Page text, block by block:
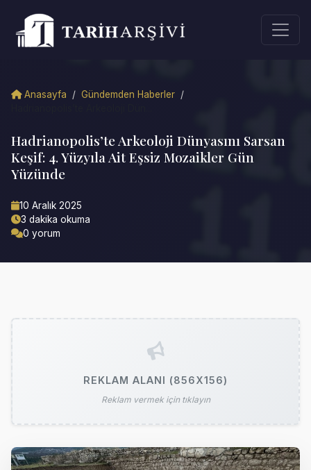
Anasayfa / Gündemden Haberler /
Hadrianopolis’te Arkeoloji Dünyasını Sarsan
Keşif: 4. Yüzyıla Ait Eşsiz Mozaikler Gün
Yüzünde
10 Aralık 2025
3 dakika okuma
0 yorum
REKLAM ALANI (856X156)
Reklam vermek için tıklayın